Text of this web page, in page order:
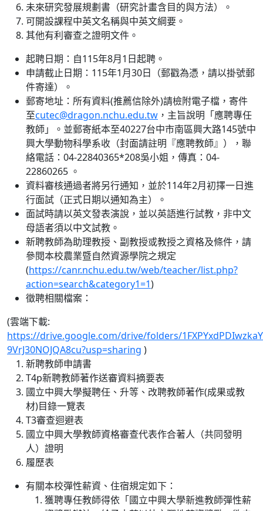
未來研究發展規劃書（研究計畫含目的與方法）。
可開設課程中英文名稱與中英文綱要。
其他有利審查之證明文件。
起聘日期：自115年8月1日起聘。
申請截止日期：115年1月30日（郵戳為憑，請以掛號郵
件寄達）。
郵寄地址：所有資料(推薦信除外)請檢附電子檔，寄件
至cutec@dragon.nchu.edu.tw ，主旨說明「應聘專任
教師」。並郵寄紙本至40227台中市南區興大路145號中
興大學動物科學系收（封面請註明『應聘教師』），聯
絡電話：04-22840365*208吳小姐，傳真：04-
22860265 。
資料審核通過者將另行通知，並於114年2月初擇一日進
行面試（正式日期以通知為主）。
面試時請以英文發表演說，並以英語進行試教，非中文
母語者須以中文試教。
新聘教師為助理教授、副教授或教授之資格及條件，請
參閱本校農業暨自然資源學院之規定
(https://canr.nchu.edu.tw/web/teacher/list.php?
action=search&category1=1)
徵聘相關檔案：
(雲端下載:
https://drive.google.com/drive/folders/
9VrJ30NOJQA8cu?usp=sharing )
新聘教師申請書
T4p新聘教師著作送審資料摘要表
國立中興大學擬聘任、升等、改聘教師著作(成果或教
材)目錄一覽表
T3審查迴避表
國立中興大學教師資格審查代表作合著人（共同發明
人）證明
履歷表
有關本校彈性薪資、住宿規定如下：
獲聘專任教師得依「國立中興大學新進教師彈性薪